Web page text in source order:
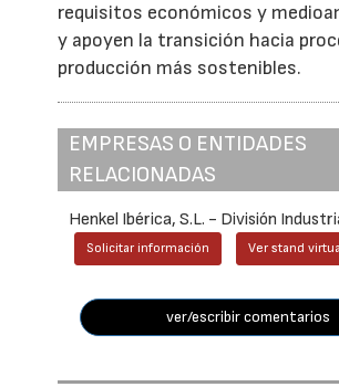
requisitos económicos y
y apoyen la transición hacia
producción más sostenibles.
EMPRESAS O ENTIDADES
RELACIONADAS
Henkel Ibérica, S.L. - División
Solicitar información Ver stand
ver/escribir comentarios